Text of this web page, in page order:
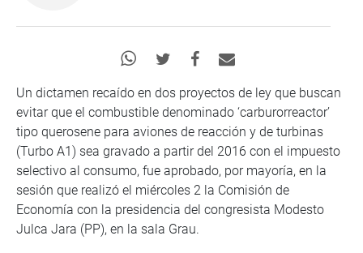
Un dictamen recaído en dos proyectos de ley que buscan
evitar que el combustible denominado ‘carburorreactor’
tipo querosene para aviones de reacción y de turbinas
(Turbo A1) sea gravado a partir del 2016 con el impuesto
selectivo al consumo, fue aprobado, por mayoría, en la
sesión que realizó el miércoles 2 la Comisión de
Economía con la presidencia del congresista Modesto
Julca Jara (PP), en la sala Grau.